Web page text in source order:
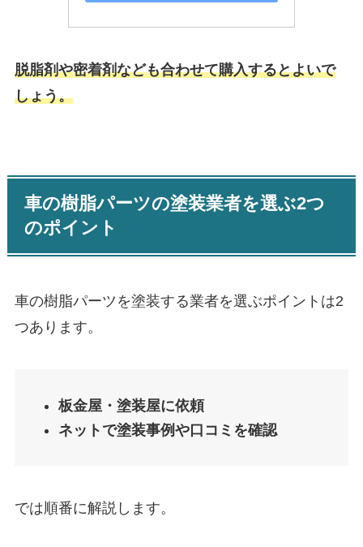
脱脂剤や密着剤なども合わせて購入するとよいで
しょう。
車の樹脂パーツの塗装業者を選ぶ2つ
のポイント
車の樹脂パーツを塗装する業者を選ぶポイントは2
つあります。
板金屋・塗装屋に依頼
ネットで塗装事例や口コミを確認
では順番に解説します。